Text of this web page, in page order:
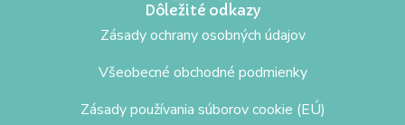
Dôležité odkazy
Zásady ochrany osobných údajov
Všeobecné obchodné podmienky
Zásady používania súborov cookie (EÚ)